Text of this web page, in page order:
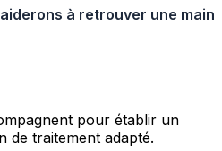
à retrouver une main
pour établir un
de traitement adapté.